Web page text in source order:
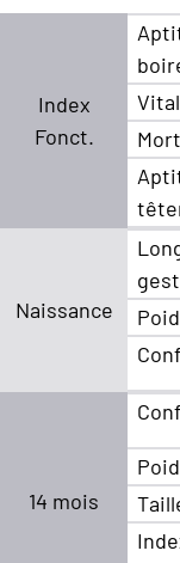
Index
Fonct.
Naissance
14 mois